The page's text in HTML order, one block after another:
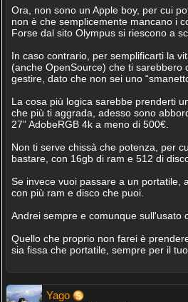
Ora, non sono un Apple boy, per cui
non è che semplicemente mancano i
Forse dal sito Olympus si riescono a
In caso contrario, per semplificarti la
(anche OpenSource) che ti sarebbero
gestire, dato che non sei uno
La cosa più logica sarebbe prenderti
che più ti aggrada, adesso sono
27” AdobeRGB 4k a meno di 500€.
Non ti serve chissà che potenza, per
bastare, con 16gb di ram e 512 di
Se invece vuoi passare a un portatile,
con più ram e disco che puoi.
Andrei sempre e comunque sull'usato
Quello che proprio non farei è
sia fissa che portatile, sempre per il tuo
Yago